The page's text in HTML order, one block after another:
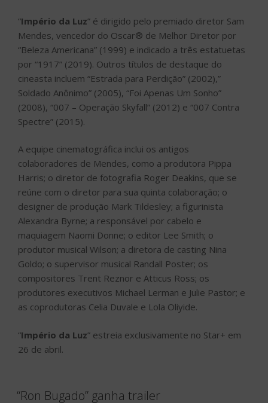
“Império da Luz” é dirigido pelo premiado diretor Sam
Mendes, vencedor do Oscar® de Melhor Diretor por
“Beleza Americana” (1999) e indicado a três estatuetas
por “1917” (2019). Outros títulos de destaque do
cineasta incluem “Estrada para Perdição” (2002),”
Soldado Anônimo” (2005), “Foi Apenas Um Sonho”
(2008), “007 – Operação Skyfall” (2012) e “007 Contra
Spectre” (2015).
A equipe cinematográfica inclui os antigos
colaboradores de Mendes, como a produtora Pippa
Harris; o diretor de fotografia Roger Deakins, que se
reúne com o diretor para sua quinta colaboração; o
designer de produção Mark Tildesley; a figurinista
Alexandra Byrne; a responsável por cabelo e
maquiagem Naomi Donne; o editor Lee Smith; o
produtor musical Wilson; a diretora de casting Nina
Goldo; o supervisor musical Randall Poster; os
compositores Trent Reznor e Atticus Ross; os
produtores executivos Michael Lerman e Julie Pastor; e
as coprodutoras Celia Duvale e Lola Oliyide.
“Império da Luz” estreia exclusivamente no Star+ em
26 de abril.
“Ron Bugado” ganha trailer